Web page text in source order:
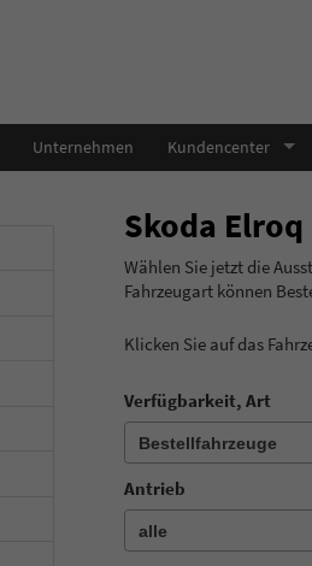
Unternehmen Kundencenter
Skoda Elroq
Wählen
Fahrzeugart können
Klicken Sie auf das
Verfügbarkeit, Art
Antrieb